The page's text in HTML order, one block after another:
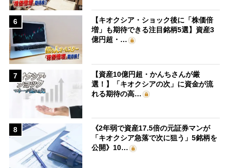
6
【キオクシア・ショック後に「株価倍
増」も期待できる注目銘柄5選】資産3
億円超・…
7
【資産10億円超・かんちさんが厳
選！】「キオクシアの次」に資金が流
れる期待の高…
8
《2年弱で資産17.5倍の元証券マンが
「キオクシア急落で次に狙う」5銘柄を
公開》10…